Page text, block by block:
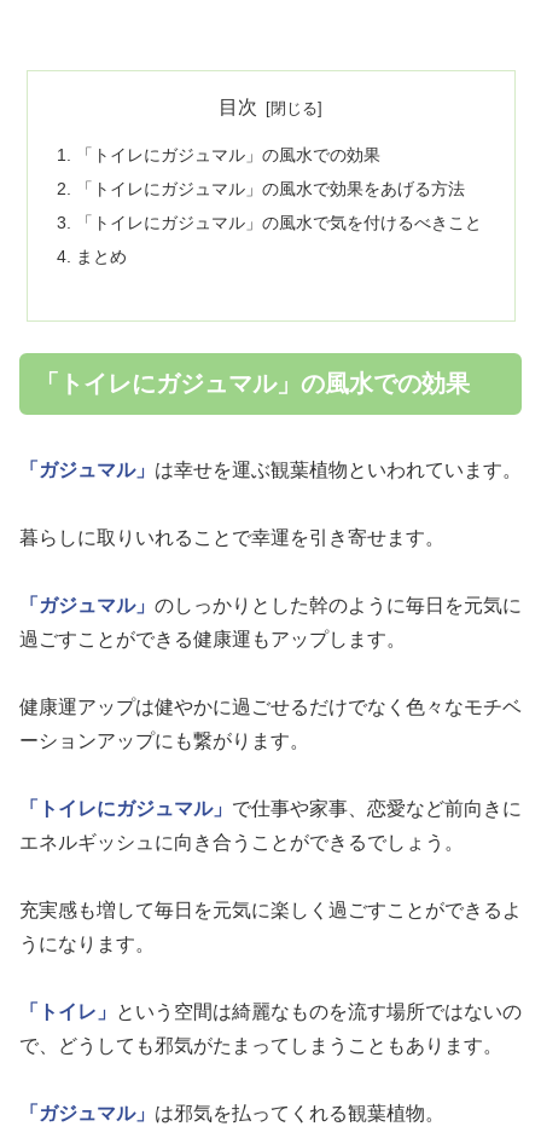
目次
「トイレにガジュマル」の風水での効果
「トイレにガジュマル」の風水で効果をあげる方法
「トイレにガジュマル」の風水で気を付けるべきこと
まとめ
「トイレにガジュマル」の風水での効果
「ガジュマル」 は幸せを運ぶ観葉植物といわれています。
暮らしに取りいれることで幸運を引き寄せます。
「ガジュマル」 のしっかりとした幹のように毎日を元気に
過ごすことができる健康運もアップします。
健康運アップは健やかに過ごせるだけでなく色々なモチベ
ーションアップにも繋がります。
「トイレにガジュマル」 で仕事や家事、恋愛など前向きに
エネルギッシュに向き合うことができるでしょう。
充実感も増して毎日を元気に楽しく過ごすことができるよ
うになります。
「トイレ」
という空間は綺麗なものを流す場所ではないの
で、どうしても邪気がたまってしまうこともあります。
「ガジュマル」 は邪気を払ってくれる観葉植物。